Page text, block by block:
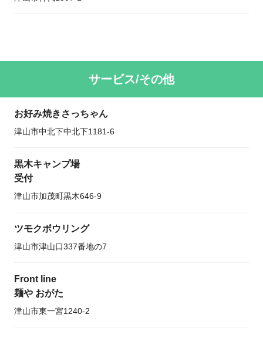
サービス/その他
お好み焼きさっちゃん
津山市中北下中北下1181-6
黒木キャンプ場
受付
津山市加茂町黒木646-9
ツモクボウリング
津山市津山口337番地の7
Front line
麺や おがた
津山市東一宮1240-2